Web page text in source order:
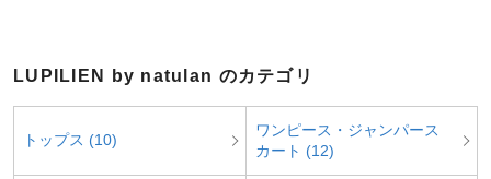
LUPILIEN by natulan のカテゴリ
トップス (10)
ワンピース・ジャンパース
カート (12)